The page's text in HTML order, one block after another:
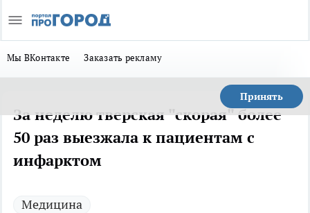
Мы ВКонтакте Заказать рекламу
Принять
За неделю тверская "скорая" более
50 раз выезжала к пациентам с
инфарктом
Медицина